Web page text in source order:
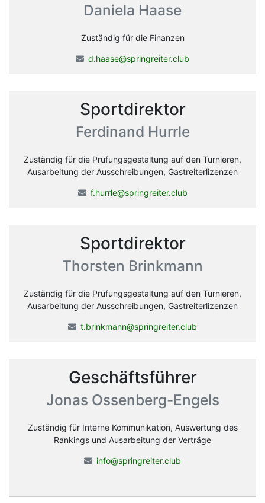
Daniela Haase
Zuständig für die Finanzen
d.haase@springreiter.club
Sportdirektor
Ferdinand Hurrle
Zuständig für die Prüfungsgestaltung auf den Turnieren,
Ausarbeitung der Ausschreibungen, Gastreiterlizenzen
f.hurrle@springreiter.club
Sportdirektor
Thorsten Brinkmann
Zuständig für die Prüfungsgestaltung auf den Turnieren,
Ausarbeitung der Ausschreibungen, Gastreiterlizenzen
t.brinkmann@springreiter.club
Geschäftsführer
Jonas Ossenberg-Engels
Zuständig für Interne Kommunikation, Auswertung des
Rankings und Ausarbeitung der Verträge
info@springreiter.club